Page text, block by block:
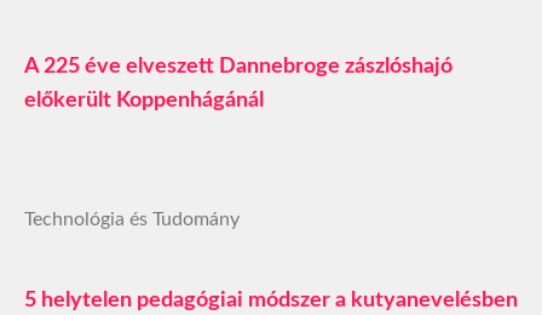
A 225 éve elveszett Dannebroge zászlóshajó
előkerült Koppenhágánál
Technológia és Tudomány
5 helytelen pedagógiai módszer a kutyanevelésben